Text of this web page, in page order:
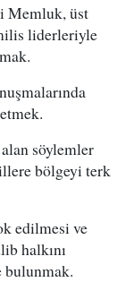
Memluk, üst
liderleriyle
söylemler
bölgeyi terk
edilmesi ve
halkını
bulunmak.